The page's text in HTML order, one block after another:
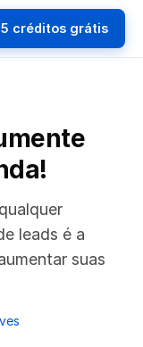
créditos grátis
leads é a
suas